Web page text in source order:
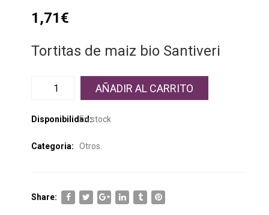
1,71€
Tortitas de maiz bio Santiveri
AÑADIR AL CARRITO
Disponibilidad:En stock
Categoria: Otros
Share: